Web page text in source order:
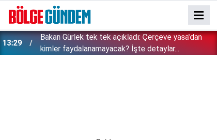
13:29
Bakan Gürlek tek tek açıkladı: Çerçeve yasa'dan
kimler faydalanamayacak? İşte detaylar...